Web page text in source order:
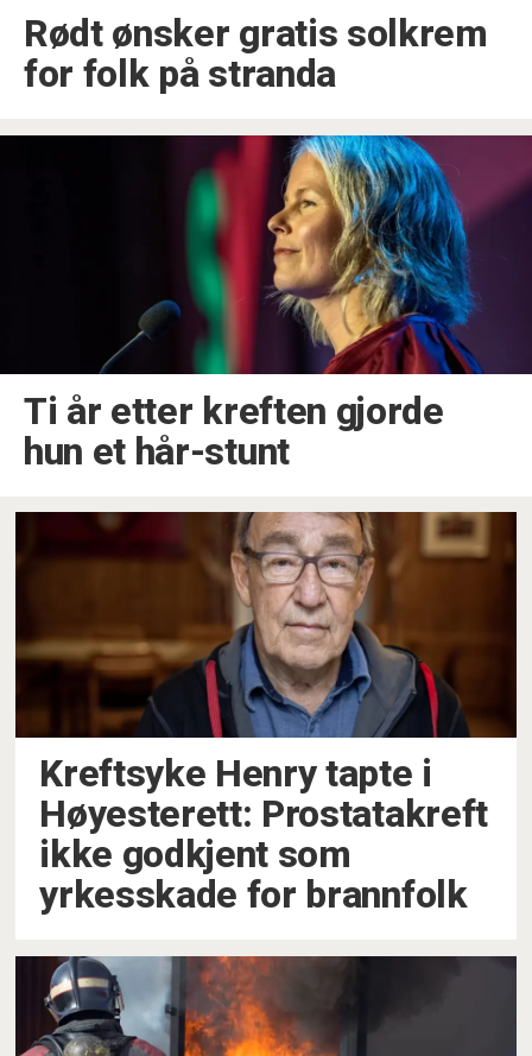
Rødt ønsker gratis solkrem
for folk på stranda
Ti år etter kreften gjorde
hun et hår-stunt
Kreftsyke Henry tapte i
Høyesterett: Prostatakreft
ikke godkjent som
yrkesskade for brannfolk